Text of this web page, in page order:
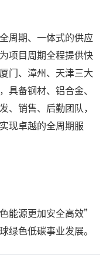
周期、一体式的供应
项目周期全程提供快
门、漳州、天津三大
具备钢材、铝合金、
、销售、后勤团队，
现卓越的全周期服
能源更加安全高效”
绿色低碳事业发展。